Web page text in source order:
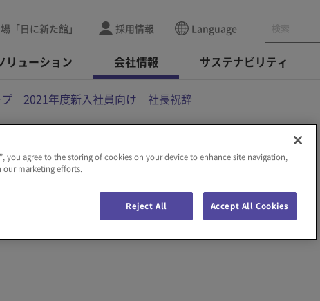
「日に新た館」 採用情報 Language
リューション 会社情報 サステナビリティ
プ 2021年度新入社員向け 社長祝辞
度新入社員向け
you agree to the storing of cookies on your device to enhance site navigation,
our marketing efforts.
Reject All Accept All Cookies